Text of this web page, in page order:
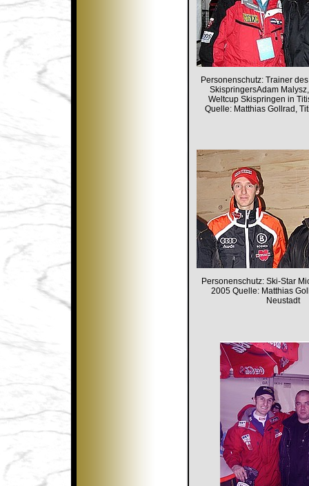
Personenschutz: Trainer
SkispringersAdam
Weltcup Skispringen in
Quelle: Matthias Gollrad,
Personenschutz: Ski-Star
2005 Quelle: Matthias
Neustadt